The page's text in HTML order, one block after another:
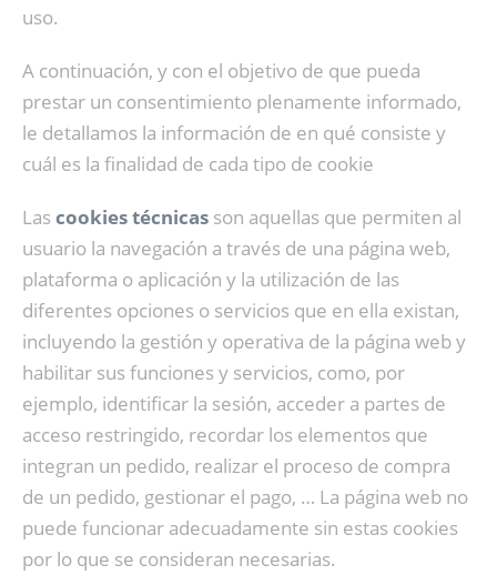
uso.
A continuación, y con el objetivo de que pueda
prestar un consentimiento plenamente informado,
le detallamos la información de en qué consiste y
cuál es la finalidad de cada tipo de cookie
Lascookies técnicas son aquellas que permiten al
usuario la navegación a través de una página web,
plataforma o aplicación y la utilización de las
diferentes opciones o servicios que en ella existan,
incluyendo la gestión y operativa de la página web y
habilitar sus funciones y servicios, como, por
ejemplo, identificar la sesión, acceder a partes de
acceso restringido, recordar los elementos que
integran un pedido, realizar el proceso de compra
de un pedido, gestionar el pago, … La página web no
puede funcionar adecuadamente sin estas cookies
por lo que se consideran necesarias.